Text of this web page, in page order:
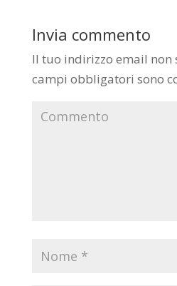
Invia commento
Il tuo indirizzo email non
campi obbligatori sono